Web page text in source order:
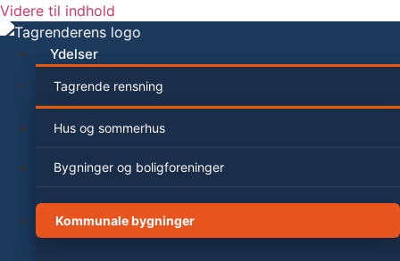
Videre til indhold
Ydelser
Tagrende rensning
Hus og sommerhus
Bygninger og boligforeninger
Kommunale bygninger